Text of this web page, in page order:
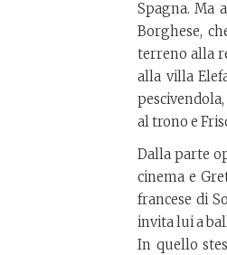
Spagna. Ma
Borghese,
terreno alla
alla villa
al trono e
Dalla parte
cinema e
francese di
invita lui a
In quello